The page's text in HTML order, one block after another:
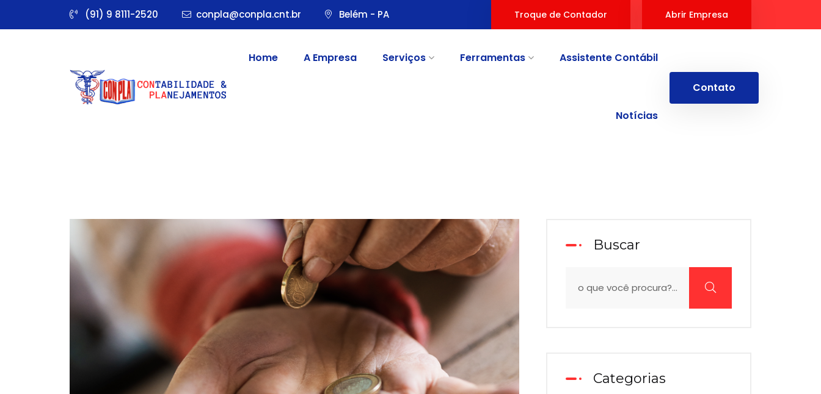
(91) 9 8111-2520 conpla@conpla.cnt.br Belém - PA Troque de Contador Abrir Empresa
Home A Empresa Serviços Ferramentas Assistente Contábil
Notícias
Contato
Buscar
Categorias